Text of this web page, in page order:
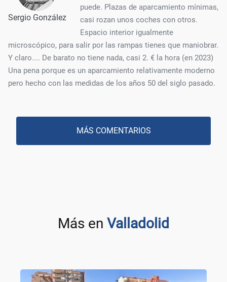
Sergio González
puede. Plazas de aparcamiento mínimas,
casi rozan unos coches con otros.
Espacio interior igualmente
microscópico, para salir por las rampas tienes que maniobrar.
Y claro.... De barato no tiene nada, casi 2. € la hora (en 2023)
Una pena porque es un aparcamiento relativamente moderno
pero hecho con las medidas de los años 50 del siglo pasado.
MÁS COMENTARIOS
Más en Valladolid